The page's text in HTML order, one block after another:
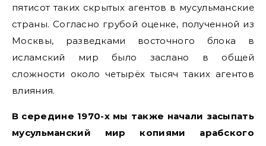
пятисот таких скрытых агентов в мусульманские
страны. Согласно грубой оценке, полученной из
Москвы, разведками восточного блока в
исламский мир было заслано в общей
сложности около четырёх тысяч таких агентов
влияния.
В середине 1970-х мы также начали засыпать
мусульманский мир копиями арабского